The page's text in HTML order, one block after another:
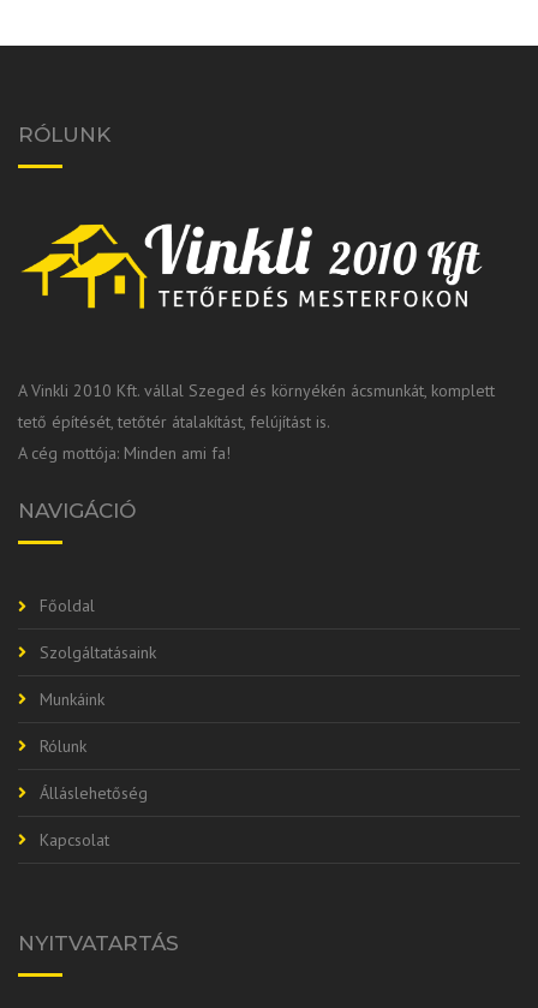
RÓLUNK
A Vinkli 2010 Kft. vállal Szeged és környékén ácsmunkát, komplett
tető építését, tetőtér átalakítást, felújítást is.
A cég mottója: Minden ami fa!
NAVIGÁCIÓ
Főoldal
Szolgáltatásaink
Munkáink
Rólunk
Álláslehetőség
Kapcsolat
NYITVATARTÁS